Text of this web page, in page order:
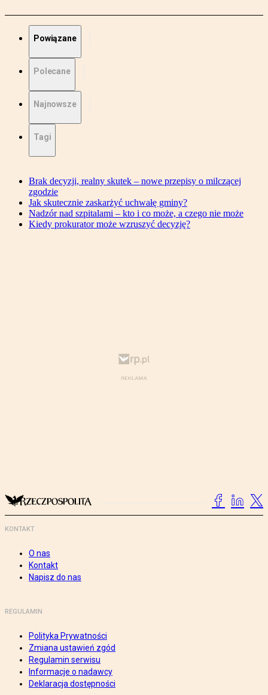
Powiązane
Polecane
Najnowsze
Tagi
Brak decyzji, realny skutek – nowe przepisy o milczącej
zgodzie
Jak skutecznie zaskarżyć uchwałę gminy?
Nadzór nad szpitalami – kto i co może, a czego nie może
Kiedy prokurator może wzruszyć decyzję?
KONTAKT
O nas
Kontakt
Napisz do nas
REGULAMIN
Polityka Prywatności
Zmiana ustawień zgód
Regulamin serwisu
Informacje o nadawcy
Deklaracja dostępności